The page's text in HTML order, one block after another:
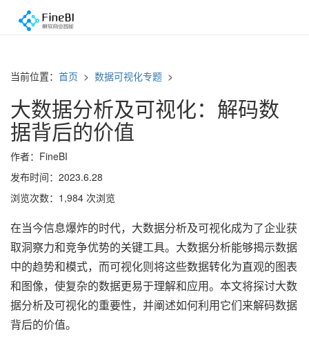
当前位置： 首页 > 数据可视化专题 >
大数据分析及可视化：解码数
据背后的价值
作者：FineBI
发布时间：2023.6.28
浏览次数：1,984 次浏览
在当今信息爆炸的时代，大数据分析及可视化成为了企业获
取洞察力和竞争优势的关键工具。大数据分析能够揭示数据
中的趋势和模式，而可视化则将这些数据转化为直观的图表
和图像，使复杂的数据更易于理解和应用。本文将探讨大数
据分析及可视化的重要性，并阐述如何利用它们来解码数据
背后的价值。